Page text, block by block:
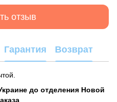
отзыв
Гарантия Возврат
до отделения Новой